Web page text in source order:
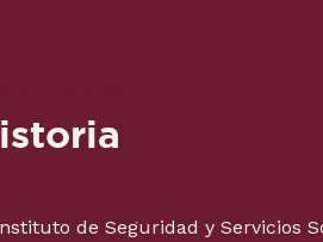
de Seguridad y Servicios